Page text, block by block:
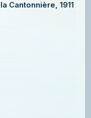
Cantonnière, 1911